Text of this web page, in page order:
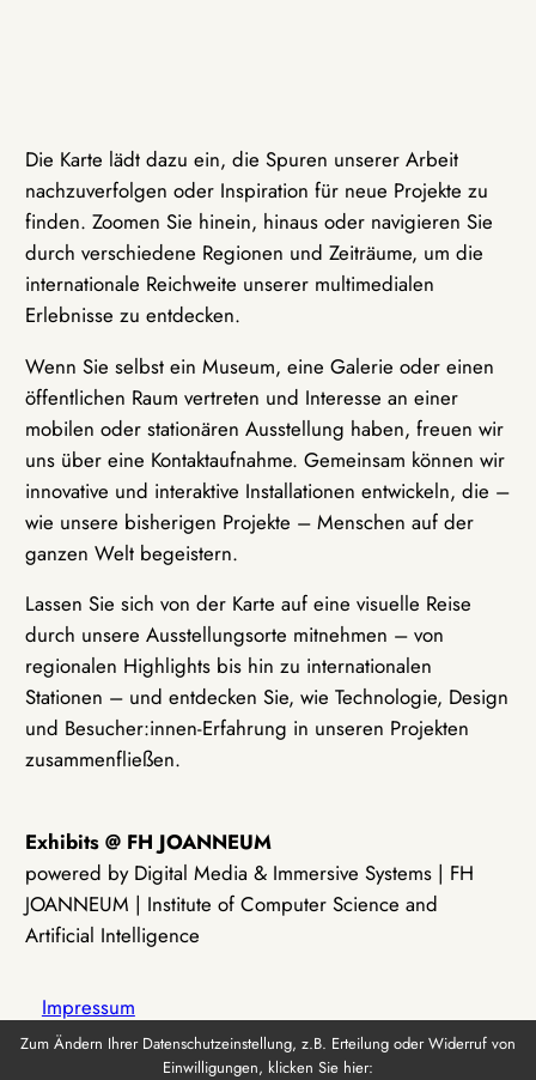
Die Karte lädt dazu ein, die Spuren unserer Arbeit
nachzuverfolgen oder Inspiration für neue Projekte zu
finden. Zoomen Sie hinein, hinaus oder navigieren Sie
durch verschiedene Regionen und Zeiträume, um die
internationale Reichweite unserer multimedialen
Erlebnisse zu entdecken.
Wenn Sie selbst ein Museum, eine Galerie oder einen
öffentlichen Raum vertreten und Interesse an einer
mobilen oder stationären Ausstellung haben, freuen wir
uns über eine Kontaktaufnahme. Gemeinsam können wir
innovative und interaktive Installationen entwickeln, die –
wie unsere bisherigen Projekte – Menschen auf der
ganzen Welt begeistern.
Lassen Sie sich von der Karte auf eine visuelle Reise
durch unsere Ausstellungsorte mitnehmen – von
regionalen Highlights bis hin zu internationalen
Stationen – und entdecken Sie, wie Technologie, Design
und Besucher:innen-Erfahrung in unseren Projekten
zusammenfließen.
Exhibits @ FH JOANNEUM
powered by Digital Media & Immersive Systems | FH
JOANNEUM | Institute of Computer Science and
Artificial Intelligence
Impressum
Zum Ändern Ihrer Datenschutzeinstellung, z.B. Erteilung oder Widerruf von
Einwilligungen, klicken Sie hier: